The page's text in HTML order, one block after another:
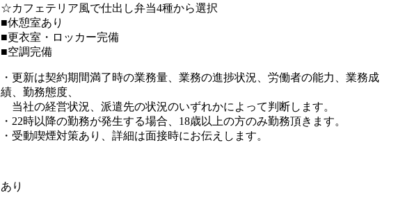
☆カフェテリア風で仕出し弁当4種から選択
■休憩室あり
■更衣室・ロッカー完備
■空調完備
・更新は契約期間満了時の業務量、業務の進捗状況、労働者の能力、業務成
績、勤務態度、
当社の経営状況、派遣先の状況のいずれかによって判断します。
・22時以降の勤務が発生する場合、18歳以上の方のみ勤務頂きます。
・受動喫煙対策あり、詳細は面接時にお伝えします。
あり